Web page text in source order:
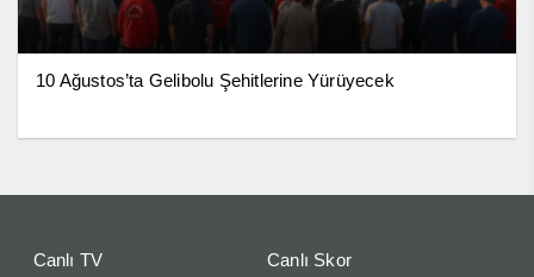
10 Ağustos’ta Gelibolu Şehitlerine Yürüyecek
Canlı TV
Canlı Skor